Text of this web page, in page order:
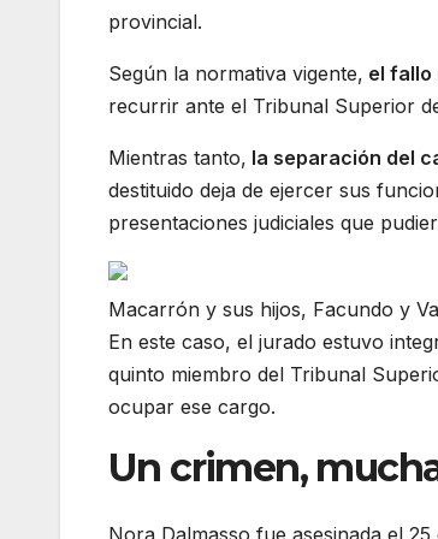
provincial.
Según la normativa vigente, el fallo
recurrir ante el Tribunal Superior
Mientras tanto, la separación del
destituido deja de ejercer sus
presentaciones judiciales que
Macarrón y sus hijos, Facundo y
En este caso, el jurado estuvo
quinto miembro del Tribunal
ocupar ese cargo.
Un crimen,
Nora Dalmasso fue asesinada el